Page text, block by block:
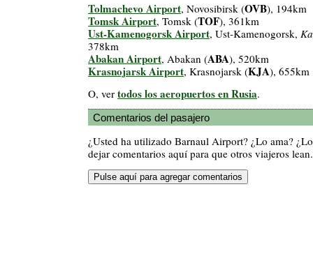
Tolmachevo Airport, Novosibirsk (OVB), 194km
Tomsk Airport, Tomsk (TOF), 361km
Ust-Kamenogorsk Airport, Ust-Kamenogorsk,
378km
Abakan Airport, Abakan (ABA), 520km
Krasnojarsk Airport, Krasnojarsk (KJA), 655km
O, ver todos los aeropuertos en Rusia.
Comentarios del pasajero
¿Usted ha utilizado Barnaul Airport? ¿Lo ama?
dejar comentarios aquí para que otros viajeros lean.